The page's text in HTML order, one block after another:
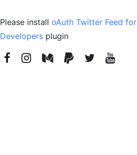
Please install oAuth Twitter Feed for
Developers plugin